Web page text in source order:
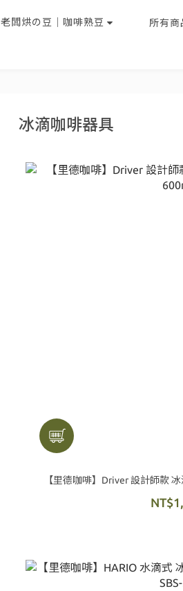
老闆烘の豆｜咖啡熟豆 所有商
冰滴咖啡器具
【里德咖啡】Driver 設計師款